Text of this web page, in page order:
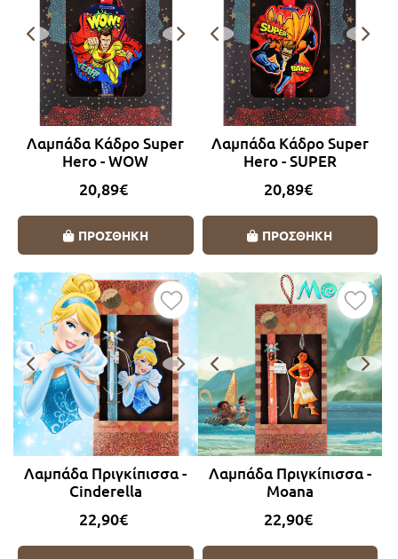
Λαμπάδα Κάδρο Super
Hero - WOW
20,89€
ΠΡΟΣΘΗΚΗ
Λαμπάδα Κάδρο Super
Hero - SUPER
20,89€
ΠΡΟΣΘΗΚΗ
Λαμπάδα Πριγκίπισσα -
Cinderella
22,90€
Λαμπάδα Πριγκίπισσα -
Moana
22,90€